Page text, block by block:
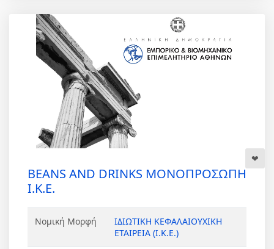
BEANS AND DRINKS ΜΟΝΟΠΡΟΣΩΠΗ
Ι.Κ.Ε.
Νομική Μορφή
ΙΔΙΩΤΙΚΗ ΚΕΦΑΛΑΙΟΥΧΙΚΗ
ΕΤΑΙΡΕΙΑ (Ι.Κ.Ε.)